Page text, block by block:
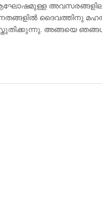
ദൈവത്തിനു
അങ്ങയെ ഞങ്ങള്‍